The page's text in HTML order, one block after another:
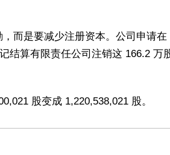
而是要减少注册资本。公司申请在
结算有限责任公司注销这 166.2 万
股变成 1,220,538,021 股。